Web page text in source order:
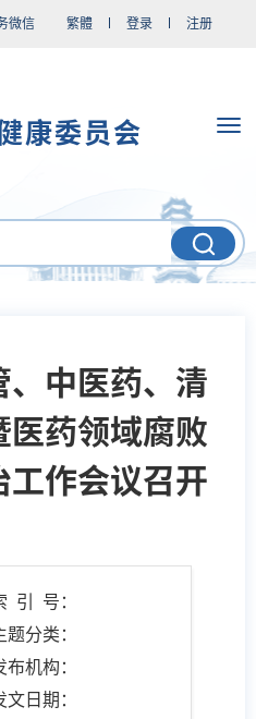
微信 繁體 登录 注册
康委员会
中医药、清
医药领域腐败
工作会议召开
引 号：
题分类：
布机构：
文日期：